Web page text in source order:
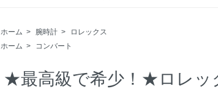
ホーム > 腕時計 >
ロレックス
ホーム > コンバート
★最高級で希少！★ロレ